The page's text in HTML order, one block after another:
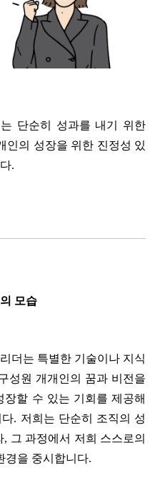
단순히 성과를 내기 위한
인의 성장을 위한 진정성 있
.
모습
더는 특별한 기술이나 지식
성원 개개인의 꿈과 비전을
할 수 있는 기회를 제공해
. 저희는 단순히 조직의 성
그 과정에서 저희 스스로의
경을 중시합니다.